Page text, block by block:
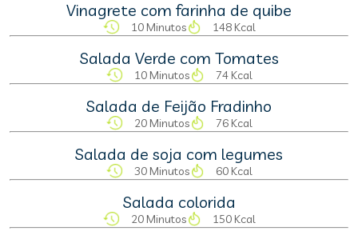
Vinagrete com farinha de quibe
10 Minutos 148 Kcal
Salada Verde com Tomates
10 Minutos 74 Kcal
Salada de Feijão Fradinho
20 Minutos 76 Kcal
Salada de soja com legumes
30 Minutos 60 Kcal
Salada colorida
20 Minutos 150 Kcal